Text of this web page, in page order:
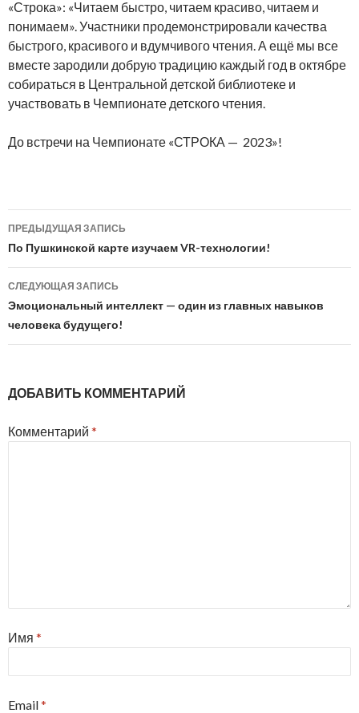
«Строка»: «Читаем быстро, читаем красиво, читаем и
понимаем». Участники продемонстрировали качества
быстрого, красивого и вдумчивого чтения. А ещё мы все
вместе зародили добрую традицию каждый год в октябре
собираться в Центральной детской библиотеке и
участвовать в Чемпионате детского чтения.
До встречи на Чемпионате «СТРОКА — 2023»!
Навигация
по
записям
ПРЕДЫДУЩАЯ ЗАПИСЬ
По Пушкинской карте изучаем VR-технологии!
СЛЕДУЮЩАЯ ЗАПИСЬ
Эмоциональный интеллект — один из главных навыков
человека будущего!
ДОБАВИТЬ КОММЕНТАРИЙ
Комментарий *
Имя *
Email*